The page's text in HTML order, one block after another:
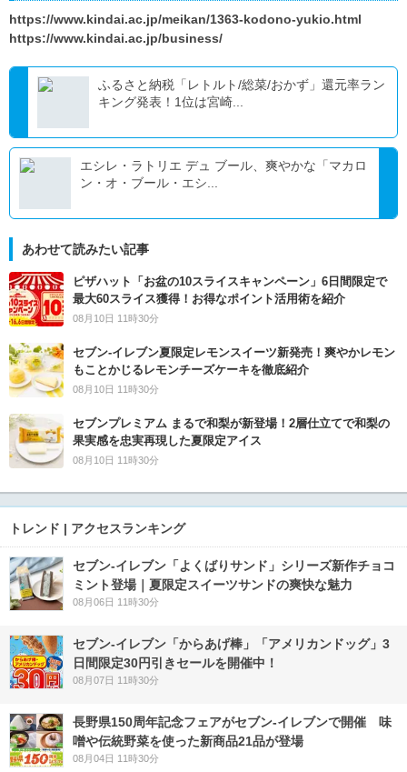
https://www.kindai.ac.jp/meikan/1363-kodono-yukio.html
https://www.kindai.ac.jp/business/
ふるさと納税「レトルト/総菜/おかず」還元率ラン
キング発表！1位は宮崎...
エシレ・ラトリエ デュ ブール、爽やかな「マカロ
ン・オ・ブール・エシ...
あわせて読みたい記事
ピザハット「お盆の10スライスキャンペーン」6日間限定で
最大60スライス獲得！お得なポイント活用術を紹介
08月10日 11時30分
セブン‐イレブン夏限定レモンスイーツ新発売！爽やかレモン
もことかじるレモンチーズケーキを徹底紹介
08月10日 11時30分
セブンプレミアム まるで和梨が新登場！2層仕立てで和梨の
果実感を忠実再現した夏限定アイス
08月10日 11時30分
トレンド | アクセスランキング
セブン‐イレブン「よくばりサンド」シリーズ新作チョコ
ミント登場｜夏限定スイーツサンドの爽快な魅力
08月06日 11時30分
セブン‐イレブン「からあげ棒」「アメリカンドッグ」3
日間限定30円引きセールを開催中！
08月07日 11時30分
長野県150周年記念フェアがセブン-イレブンで開催 味
噌や伝統野菜を使った新商品21品が登場
08月04日 11時30分